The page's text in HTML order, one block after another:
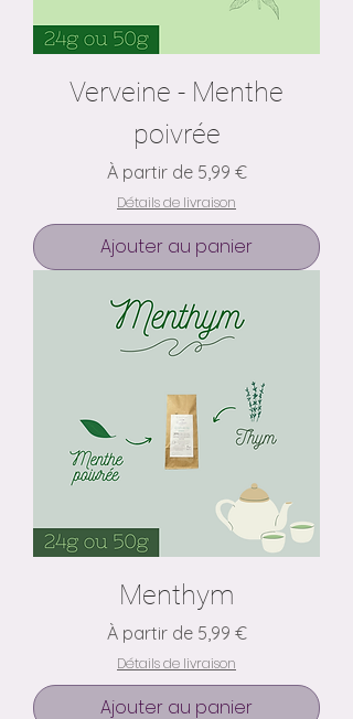
Verveine - Menthe
poivrée
À partir de 5,99 €
Prix promotionnel
Détails de livraison
Ajouter au panier
Menthym
À partir de 5,99 €
Prix promotionnel
Détails de livraison
Ajouter au panier